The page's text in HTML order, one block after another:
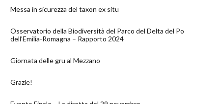
Messa in sicurezza del taxon ex situ
Osservatorio della Biodiversità del Parco del Delta del Po
dell’Emilia-Romagna – Rapporto 2024
Giornata delle gru al Mezzano
Grazie!